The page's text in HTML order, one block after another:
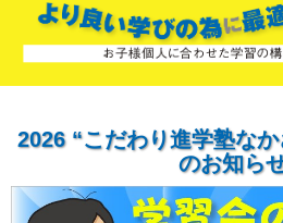
2026 “こだわり進学塾な
のお知ら